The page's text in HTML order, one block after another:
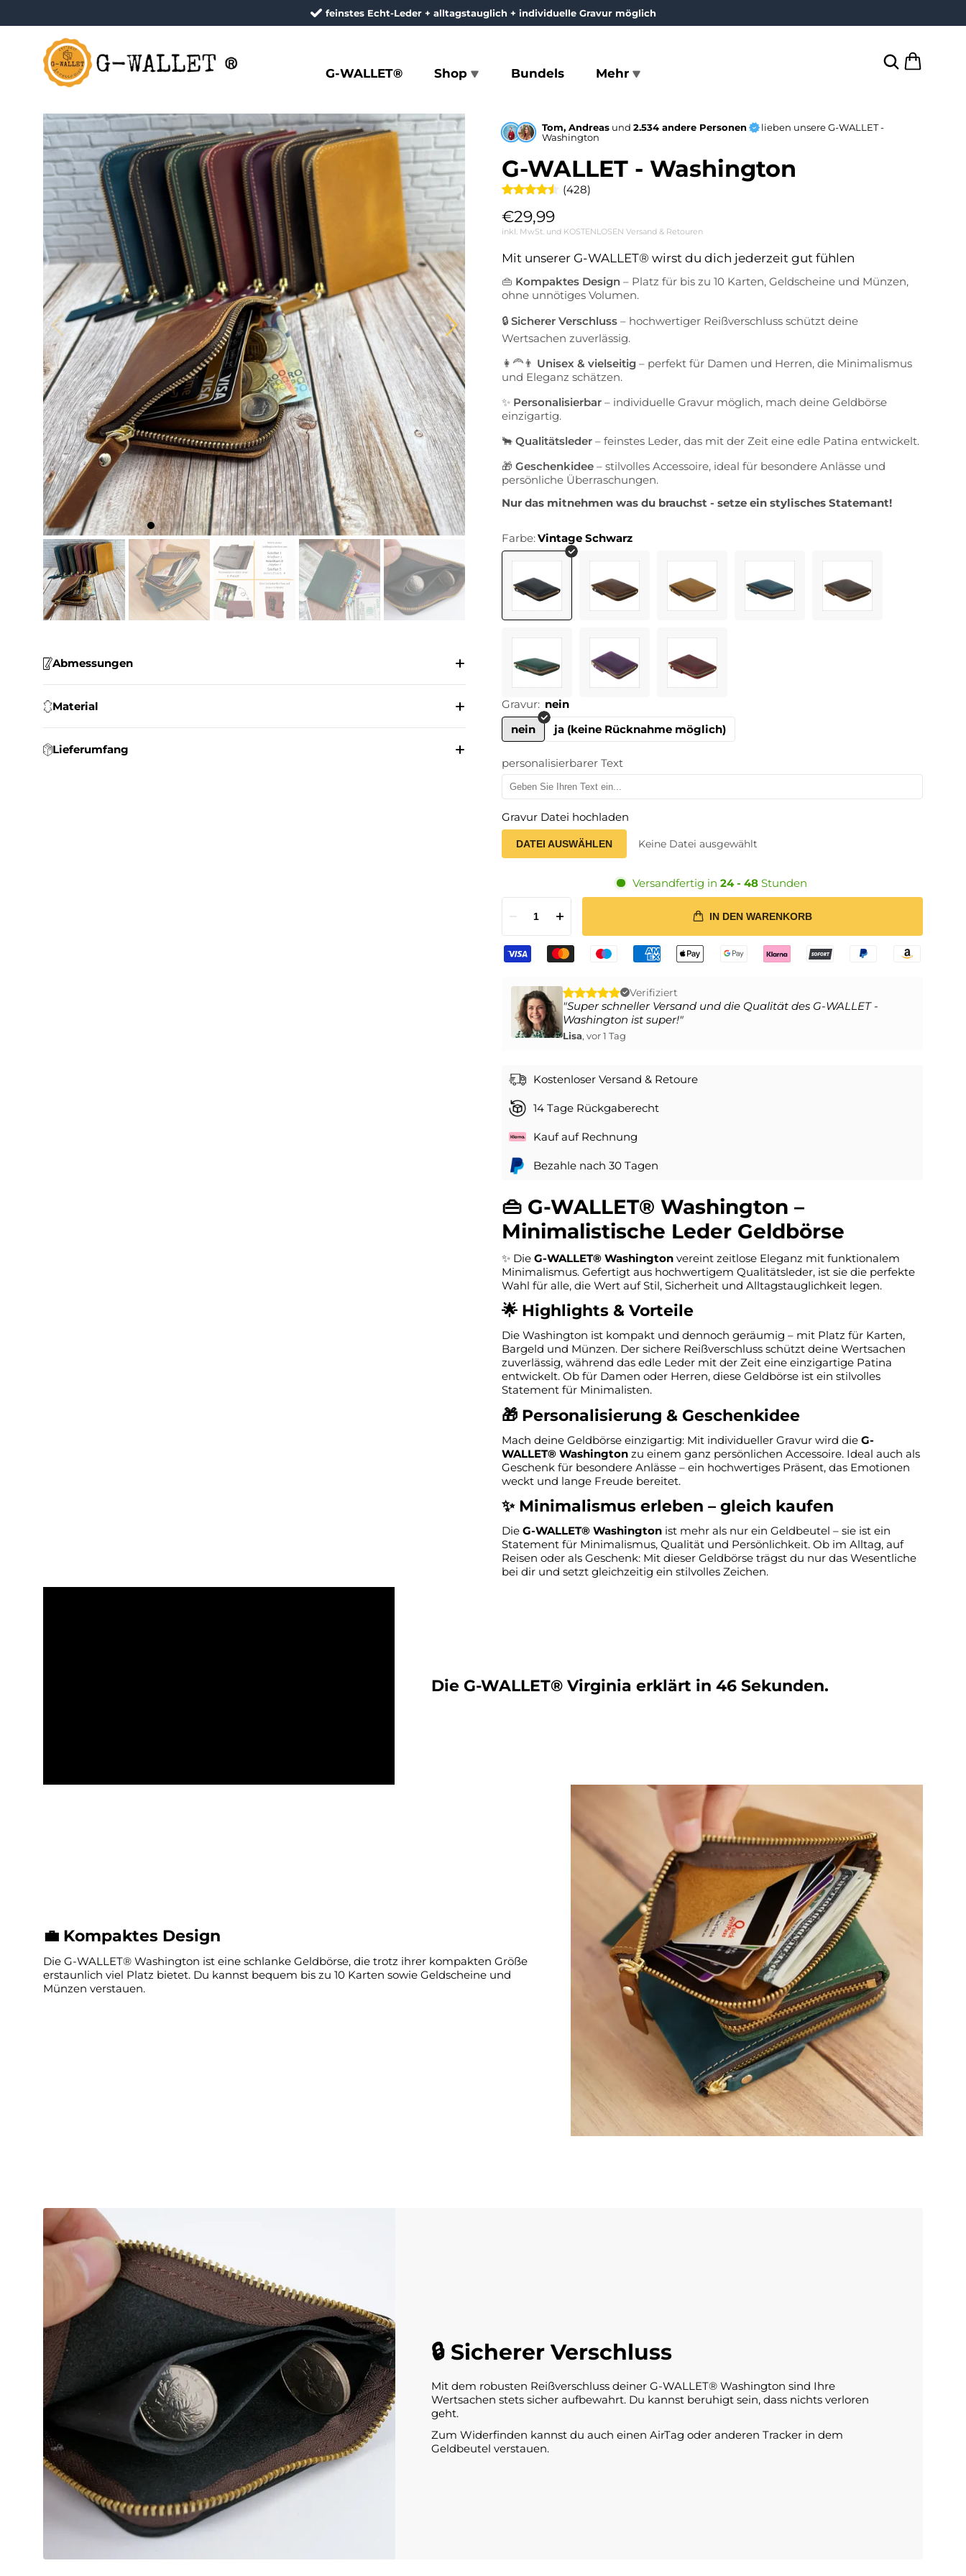
feinstes Echt-Leder + alltagstauglich + individuelle Gravur möglich
G-WALLET® Shop Bundels Mehr
Abmessungen
Material
Lieferumfang
Tom, Andreasund 2.534 andere Personen
lieben unsere G-WALLET -
Washington
G-WALLET - Washington
(428)
€29,99
inkl. MwSt. und KOSTENLOSEN Versand & Retouren
Mit unserer G-WALLET® wirst du dich jederzeit gut fühlen
👜 Kompaktes Design – Platz für bis zu 10 Karten, Geldscheine und Münzen,
ohne unnötiges Volumen.
🔒 Sicherer Verschluss– hochwertiger Reißverschluss schützt deine
Wertsachen zuverlässig.
👩‍🦰👨 Unisex & vielseitig– perfekt für Damen und Herren, die Minimalismus
und Eleganz schätzen.
✨ Personalisierbar– individuelle Gravur möglich, mach deine Geldbörse
einzigartig.
🐂 Qualitätsleder– feinstes Leder, das mit der Zeit eine edle Patina entwickelt.
🎁 Geschenkidee– stilvolles Accessoire, ideal für besondere Anlässe und
persönliche Überraschungen.
Nur das mitnehmen was du brauchst - setze ein stylisches Statemant!
Farbe:Vintage Schwarz
Gravur: nein
nein
ja (keine Rücknahme möglich)
personalisierbarer Text
Gravur Datei hochladen
DATEI AUSWÄHLEN Keine Datei ausgewählt
Versandfertig in 24 - 48Stunden
1 IN DEN WARENKORB
Verifiziert
"Super schneller Versand und die Qualität des G-WALLET -
Washington ist super!"
Lisa, vor 1 Tag
Kostenloser Versand & Retoure
14 Tage Rückgaberecht
Kauf auf Rechnung
Bezahle nach 30 Tagen
👜 G-WALLET® Washington –
Minimalistische Leder Geldbörse
✨ Die G-WALLET® Washingtonvereint zeitlose Eleganz mit funktionalem
Minimalismus. Gefertigt aus hochwertigem Qualitätsleder, ist sie die perfekte
Wahl für alle, die Wert auf Stil, Sicherheit und Alltagstauglichkeit legen.
🌟 Highlights & Vorteile
Die Washington ist kompakt und dennoch geräumig – mit Platz für Karten,
Bargeld und Münzen. Der sichere Reißverschluss schützt deine Wertsachen
zuverlässig, während das edle Leder mit der Zeit eine einzigartige Patina
entwickelt. Ob für Damen oder Herren, diese Geldbörse ist ein stilvolles
Statement für Minimalisten.
🎁 Personalisierung & Geschenkidee
Mach deine Geldbörse einzigartig: Mit individueller Gravur wird die G-
WALLET® Washingtonzu einem ganz persönlichen Accessoire. Ideal auch als
Geschenk für besondere Anlässe – ein hochwertiges Präsent, das Emotionen
weckt und lange Freude bereitet.
✨ Minimalismus erleben – gleich kaufen
Die G-WALLET® Washingtonist mehr als nur ein Geldbeutel – sie ist ein
Statement für Minimalismus, Qualität und Persönlichkeit. Ob im Alltag, auf
Reisen oder als Geschenk: Mit dieser Geldbörse trägst du nur das Wesentliche
bei dir und setzt gleichzeitig ein stilvolles Zeichen.
Die G-WALLET® Virginia erklärt in 46 Sekunden.
💼 Kompaktes Design
Die G-WALLET® Washington ist eine schlanke Geldbörse, die trotz ihrer kompakten Größe
erstaunlich viel Platz bietet. Du kannst bequem bis zu 10 Karten sowie Geldscheine und
Münzen verstauen.
🔒Sicherer Verschluss
Mit dem robusten Reißverschluss deiner G-WALLET® Washington sind Ihre
Wertsachen stets sicher aufbewahrt. Du kannst beruhigt sein, dass nichts verloren
geht.
Zum Widerfinden kannst du auch einen AirTag oder anderen Tracker in dem
Geldbeutel verstauen.